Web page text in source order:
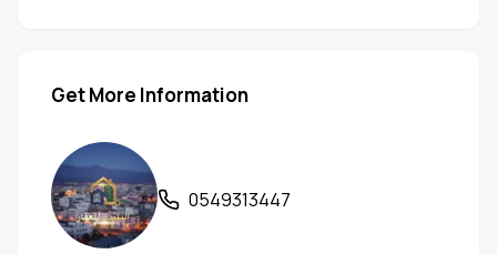
Get More Information
0549313447